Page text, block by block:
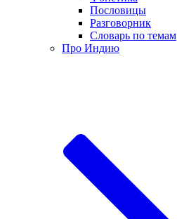
Пословицы
Разговорник
Словарь по темам
Про Индию